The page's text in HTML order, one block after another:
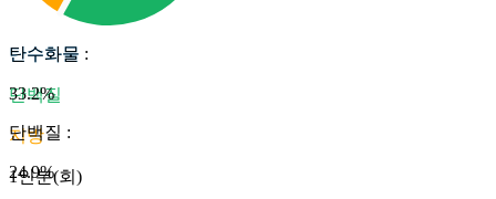
탄수화물
단백질
지방
1인분(회)
탄수화물 :
33.2%
단백질 :
24.9%